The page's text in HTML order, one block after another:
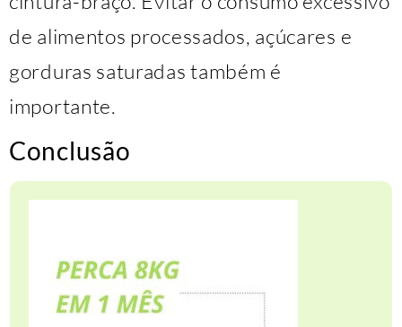
de alimentos processados, açúcares e
gorduras saturadas também é
importante.
Conclusão